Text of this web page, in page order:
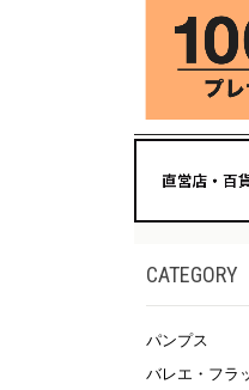
CATEGORY
パンプス
バレエ・フラ